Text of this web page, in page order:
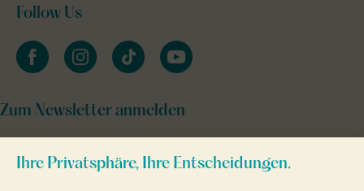
Follow Us
facebookinstagramtiktok youtube
Zum Newsletter anmelden